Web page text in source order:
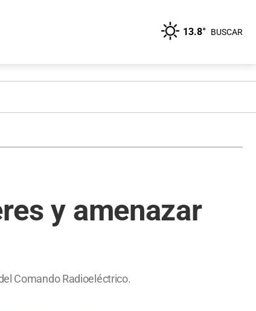
13.8° BUSCAR
y amenazar
Comando Radioeléctrico.